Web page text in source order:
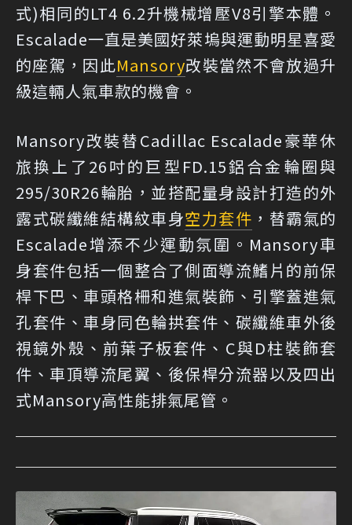
式)相同的LT4 6.2升機械增壓V8引擎本體。
Escalade一直是美國好萊塢與運動明星喜愛
的座駕，因此Mansory改裝當然不會放過升
級這輛人氣車款的機會。
Mansory改裝替Cadillac Escalade豪華休
旅換上了26吋的巨型FD.15鋁合金輪圈與
295/30R26輪胎，並搭配量身設計打造的外
露式碳纖維結構紋車身空力套件 ，替霸氣的
Escalade增添不少運動氛圍。Mansory車
身套件包括一個整合了側面導流鰭片的前保
桿下巴、車頭格柵和進氣裝飾、引擎蓋進氣
孔套件、車身同色輪拱套件、碳纖維車外後
視鏡外殼、前葉子板套件、C與D柱裝飾套
件、車頂導流尾翼、後保桿分流器以及四出
式Mansory高性能排氣尾管。